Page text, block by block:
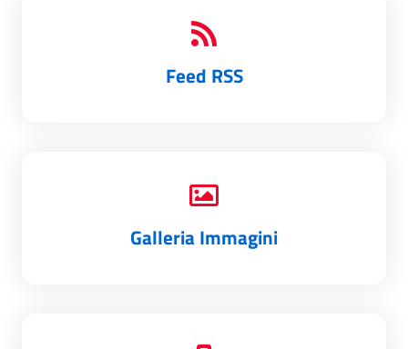
Feed RSS
Galleria Immagini